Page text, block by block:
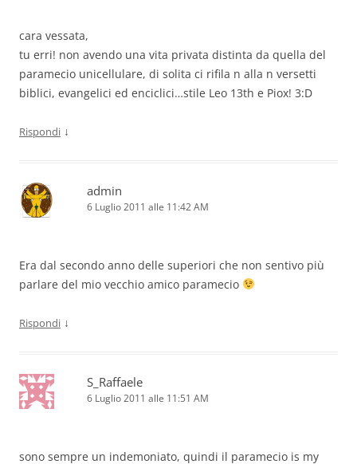
cara vessata,
tu erri! non avendo una vita privata distinta da quella del
paramecio unicellulare, di solita ci rifila n alla n versetti
biblici, evangelici ed enciclici…stile Leo 13th e Piox! 3:D
Rispondi ↓
admin
6 Luglio 2011 alle 11:42 AM
Era dal secondo anno delle superiori che non sentivo più
parlare del mio vecchio amico paramecio
Rispondi ↓
S_Raffaele
6 Luglio 2011 alle 11:51 AM
sono sempre un indemoniato, quindi il paramecio is my